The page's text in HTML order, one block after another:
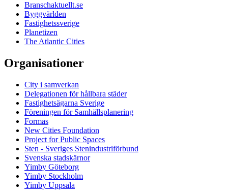
Branschaktuellt.se
Byggvärlden
Fastighetssverige
Planetizen
The Atlantic Cities
Organisationer
City i samverkan
Delegationen för hållbara städer
Fastighetsägarna Sverige
Föreningen för Samhällsplanering
Formas
New Cities Foundation
Project for Public Spaces
Sten - Sveriges Stenindustriförbund
Svenska stadskärnor
Yimby Göteborg
Yimby Stockholm
Yimby Uppsala